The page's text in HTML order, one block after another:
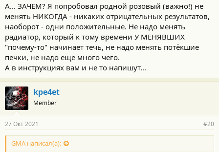
А... ЗАЧЕМ? Я попробовал родной розовый (важно!) не
менять НИКОГДА - никаких отрицательных результатов,
наоборот - одни положительные. Не надо менять
радиатор, который к тому времени У МЕНЯВШИХ
"почему-то" начинает течь, не надо менять потёкшие
печки, не надо ещё много чего.
А в инструкциях вам и не то напишут...
kpe4et
Member
27 Окт 2021 #20
GMA написал(а):